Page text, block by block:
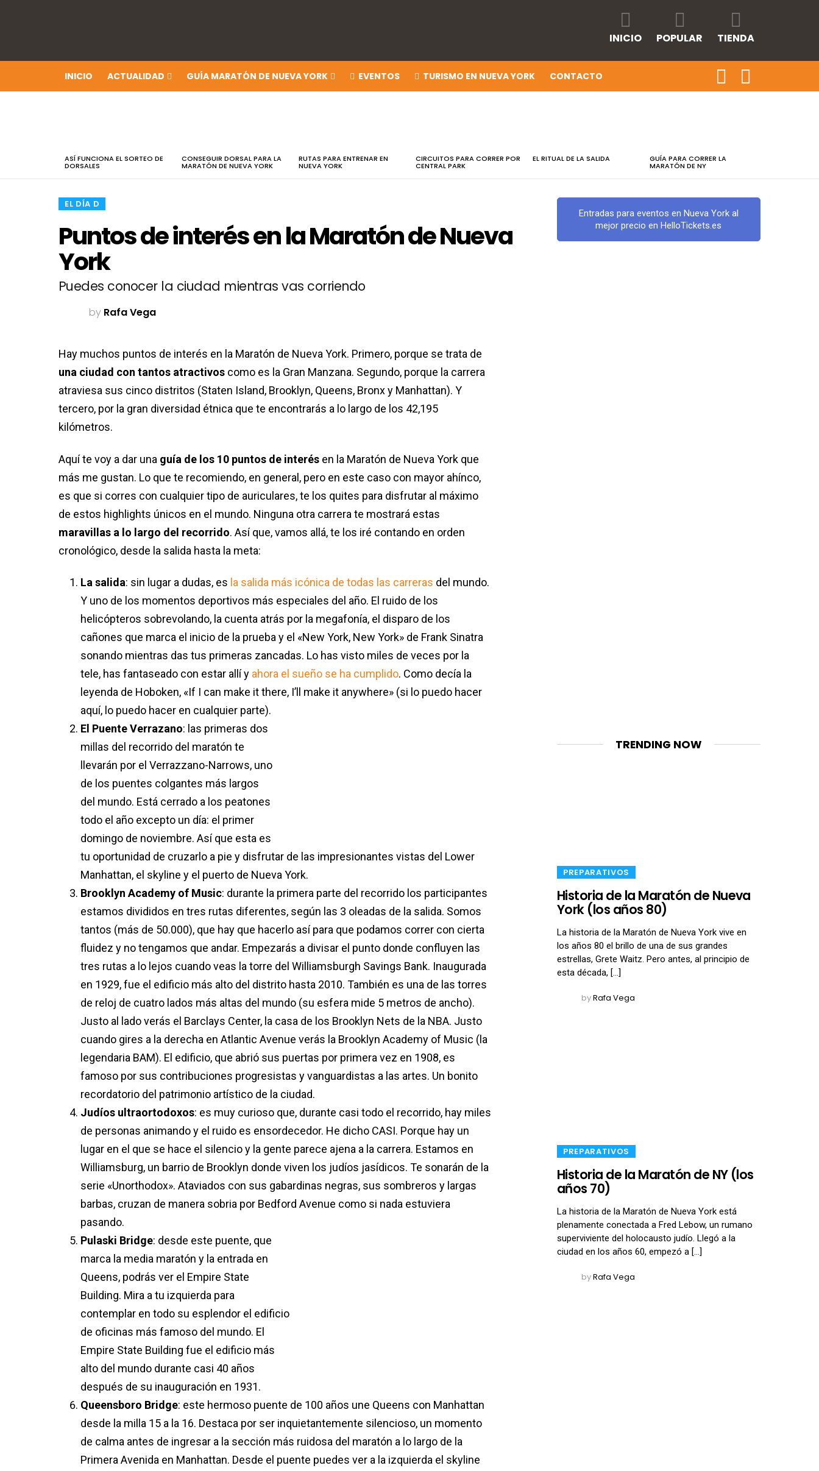
INICIO POPULAR TIENDA
INICIO ACTUALIDAD GUÍA MARATÓN DE NUEVA YORK EVENTOS TURISMO EN NUEVA YORK CONTACTO
ASÍ FUNCIONA EL SORTEO DE
DORSALES
CONSEGUIR DORSAL PARA LA
MARATÓN DE NUEVA YORK
RUTAS PARA ENTRENAR EN
NUEVA YORK
CIRCUITOS PARA CORRER POR
CENTRAL PARK
EL RITUAL DE LA SALIDA GUÍA PARA CORRER LA
MARATÓN DE NY
​EL DÍA D
Puntos de interés en la Maratón de Nueva
York
Puedes conocer la ciudad mientras vas corriendo
by Rafa Vega
Hay muchos puntos de interés en la Maratón de Nueva York. Primero, porque se trata de
una ciudad con tantos atractivos como es la Gran Manzana. Segundo, porque la carrera
atraviesa sus cinco distritos (Staten Island, Brooklyn, Queens, Bronx y Manhattan). Y
tercero, por la gran diversidad étnica que te encontrarás a lo largo de los 42,195
kilómetros.
Aquí te voy a dar una guía de los 10 puntos de interés en la Maratón de Nueva York que
más me gustan. Lo que te recomiendo, en general, pero en este caso con mayor ahínco,
es que si corres con cualquier tipo de auriculares, te los quites para disfrutar al máximo
de estos highlights únicos en el mundo. Ninguna otra carrera te mostrará estas
maravillas a lo largo del recorrido. Así que, vamos allá, te los iré contando en orden
cronológico, desde la salida hasta la meta:
La salida: sin lugar a dudas, es la salida más icónica de todas las carreras del mundo.
Y uno de los momentos deportivos más especiales del año. El ruido de los
helicópteros sobrevolando, la cuenta atrás por la megafonía, el disparo de los
cañones que marca el inicio de la prueba y el «New York, New York» de Frank Sinatra
sonando mientras das tus primeras zancadas. Lo has visto miles de veces por la
tele, has fantaseado con estar allí y ahora el sueño se ha cumplido. Como decía la
leyenda de Hoboken, «If I can make it there, I’ll make it anywhere» (si lo puedo hacer
aquí, lo puedo hacer en cualquier parte).
El Puente Verrazano: las primeras dos
millas del recorrido del maratón te
llevarán por el Verrazzano-Narrows, uno
de los puentes colgantes más largos
del mundo. Está cerrado a los peatones
todo el año excepto un día: el primer
domingo de noviembre. Así que esta es
tu oportunidad de cruzarlo a pie y disfrutar de las impresionantes vistas del Lower
Manhattan, el skyline y el puerto de Nueva York.
Brooklyn Academy of Music: durante la primera parte del recorrido los participantes
estamos divididos en tres rutas diferentes, según las 3 oleadas de la salida. Somos
tantos (más de 50.000), que hay que hacerlo así para que podamos correr con cierta
fluidez y no tengamos que andar. Empezarás a divisar el punto donde confluyen las
tres rutas a lo lejos cuando veas la torre del Williamsburgh Savings Bank. Inaugurada
en 1929, fue el edificio más alto del distrito hasta 2010. También es una de las torres
de reloj de cuatro lados más altas del mundo (su esfera mide 5 metros de ancho).
Justo al lado verás el Barclays Center, la casa de los Brooklyn Nets de la NBA. Justo
cuando gires a la derecha en Atlantic Avenue verás la Brooklyn Academy of Music (la
legendaria BAM). El edificio, que abrió sus puertas por primera vez en 1908, es
famoso por sus contribuciones progresistas y vanguardistas a las artes. Un bonito
recordatorio del patrimonio artístico de la ciudad.
Judíos ultraortodoxos: es muy curioso que, durante casi todo el recorrido, hay miles
de personas animando y el ruido es ensordecedor. He dicho CASI. Porque hay un
lugar en el que se hace el silencio y la gente parece ajena a la carrera. Estamos en
Williamsburg, un barrio de Brooklyn donde viven los judíos jasídicos. Te sonarán de la
serie «Unorthodox». Ataviados con sus gabardinas negras, sus sombreros y largas
barbas, cruzan de manera sobria por Bedford Avenue como si nada estuviera
pasando.
Pulaski Bridge: desde este puente, que
marca la media maratón y la entrada en
Queens, podrás ver el Empire State
Building. Mira a tu izquierda para
contemplar en todo su esplendor el edificio
de oficinas más famoso del mundo. El
Empire State Building fue el edificio más
alto del mundo durante casi 40 años
después de su inauguración en 1931.
Queensboro Bridge: este hermoso puente de 100 años une Queens con Manhattan
desde la milla 15 a la 16. Destaca por ser inquietantemente silencioso, un momento
de calma antes de ingresar a la sección más ruidosa del maratón a lo largo de la
Primera Avenida en Manhattan. Desde el puente puedes ver a la izquierda el skyline
Entradas para eventos en Nueva York al
mejor precio en HelloTickets.es
TRENDING NOW
​PREPARATIVOS
Historia de la Maratón de Nueva
York (los años 80)
La historia de la Maratón de Nueva York vive en
los años 80 el brillo de una de sus grandes
estrellas, Grete Waitz. Pero antes, al principio de
esta década, […]
byRafa Vega
​PREPARATIVOS
Historia de la Maratón de NY (los
años 70)
La historia de la Maratón de Nueva York está
plenamente conectada a Fred Lebow, un rumano
superviviente del holocausto judío. Llegó a la
ciudad en los años 60, empezó a […]
byRafa Vega